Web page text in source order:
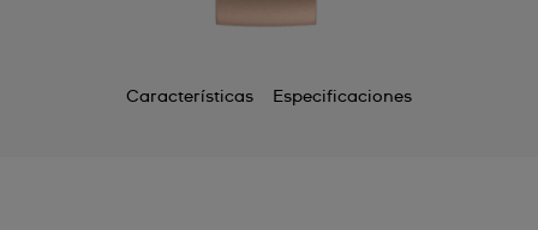
Características Especificaciones